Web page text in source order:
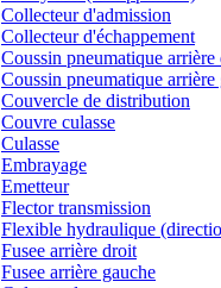
Collecteur d'admission
Collecteur d'échappement
Coussin pneumatique arrière
Coussin pneumatique arrière
Couvercle de distribution
Couvre culasse
Culasse
Embrayage
Emetteur
Flector transmission
Flexible hydraulique
Fusee arrière droit
Fusee arrière gauche